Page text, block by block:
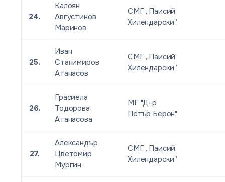
24.
Калоян
Августинов
Маринов
СМГ „Паисий
Хилендарски”
25.
Иван
Станимиров
Атанасов
СМГ „Паисий
Хилендарски”
26.
Грасиела
Тодорова
Атанасова
МГ "Д-р
Петър Берон"
27.
Александър
Цветомир
Мургин
СМГ „Паисий
Хилендарски”